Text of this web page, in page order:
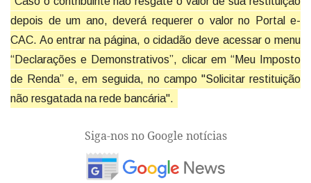
depois de um ano, deverá requerer o valor no Portal e-
CAC. Ao entrar na página, o cidadão deve acessar o menu
“Declarações e Demonstrativos”, clicar em “Meu Imposto
de Renda” e, em seguida, no campo "Solicitar restituição
não resgatada na rede bancária".
Siga-nos no Google notícias